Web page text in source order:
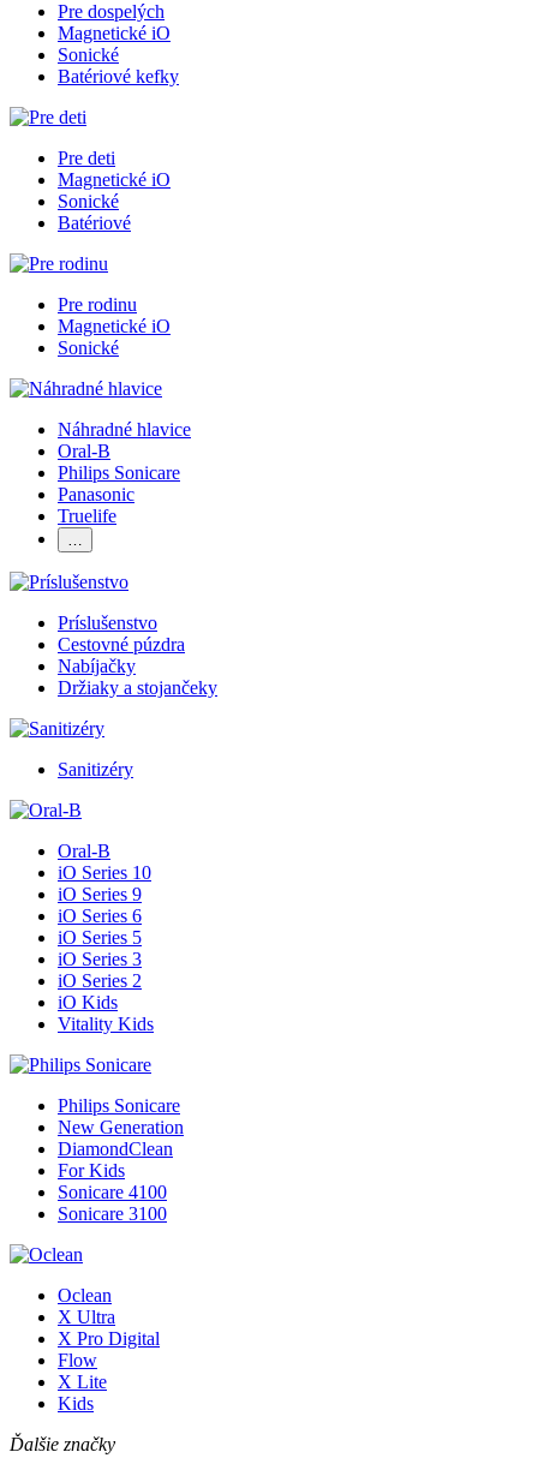
Pre dospelých
Magnetické iO
Sonické
Batériové kefky
Pre deti
Magnetické iO
Sonické
Batériové
Pre rodinu
Magnetické iO
Sonické
Náhradné hlavice
Oral-B
Philips Sonicare
Panasonic
Truelife
…
Príslušenstvo
Cestovné púzdra
Nabíjačky
Držiaky a stojančeky
Sanitizéry
Oral-B
iO Series 10
iO Series 9
iO Series 6
iO Series 5
iO Series 3
iO Series 2
iO Kids
Vitality Kids
Philips Sonicare
New Generation
DiamondClean
For Kids
Sonicare 4100
Sonicare 3100
Oclean
X Ultra
X Pro Digital
Flow
X Lite
Kids
Ďalšie značky